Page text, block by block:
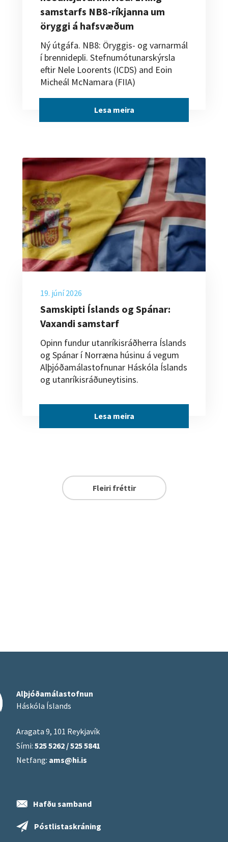
samstarfs NB8-ríkjanna um
öryggi á hafsvæðum
Ný útgáfa. NB8: Öryggis- og varnarmál
í brennidepli. Stefnumótunarskýrsla
eftir Nele Loorents (ICDS) and Eoin
Micheál McNamara (FIIA)
Lesa meira
19. júní 2026
Samskipti Íslands og Spánar:
Vaxandi samstarf
Opinn fundur utanríkisráðherra Íslands
og Spánar í Norræna húsinu á vegum
Alþjóðamálastofnunar Háskóla Íslands
og utanríkisráðuneytisins.
Lesa meira
Fleiri fréttir
Alþjóðamálastofnun
Háskóla Íslands
Aragata 9, 101 Reykjavík
Sími: 525 5262 / 525 5841
Netfang: ams@hi.is
Hafðu samband
Póstlistaskráning